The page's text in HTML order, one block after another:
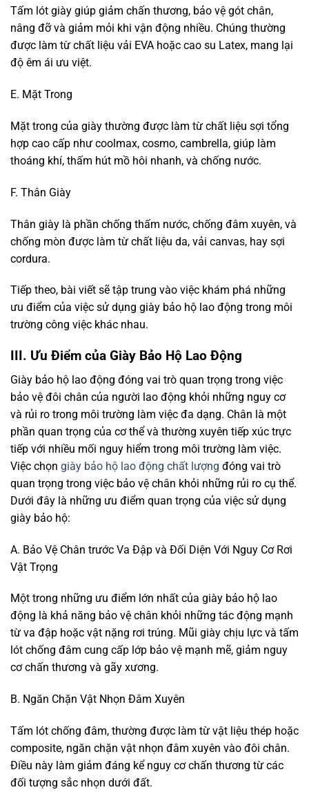
Tấm lót giày giúp giảm chấn thương, bảo vệ gót chân,
nâng đỡ và giảm mỏi khi vận động nhiều. Chúng thường
được làm từ chất liệu vải EVA hoặc cao su Latex, mang lại
độ êm ái ưu việt.
E. Mặt Trong
Mặt trong của giày thường được làm từ chất liệu sợi tổng
hợp cao cấp như coolmax, cosmo, cambrella, giúp làm
thoáng khí, thấm hút mồ hôi nhanh, và chống nước.
F. Thân Giày
Thân giày là phần chống thấm nước, chống đâm xuyên, và
chống mòn được làm từ chất liệu da, vải canvas, hay sợi
cordura.
Tiếp theo, bài viết sẽ tập trung vào việc khám phá những
ưu điểm của việc sử dụng giày bảo hộ lao động trong môi
trường công việc khác nhau.
III. Ưu Điểm của Giày Bảo Hộ Lao Động
Giày bảo hộ lao động đóng vai trò quan trọng trong việc
bảo vệ đôi chân của người lao động khỏi những nguy cơ
và rủi ro trong môi trường làm việc đa dạng. Chân là một
phần quan trọng của cơ thể và thường xuyên tiếp xúc trực
tiếp với nhiều mối nguy hiểm trong môi trường làm việc.
Việc chọn giày bảo hộ lao động chất lượng đóng vai trò
quan trọng trong việc bảo vệ chân khỏi những rủi ro cụ thể.
Dưới đây là những ưu điểm quan trọng của việc sử dụng
giày bảo hộ:
A. Bảo Vệ Chân trước Va Đập và Đối Diện Với Nguy Cơ Rơi
Vật Trọng
Một trong những ưu điểm lớn nhất của giày bảo hộ lao
động là khả năng bảo vệ chân khỏi những tác động mạnh
từ va đập hoặc vật nặng rơi trúng. Mũi giày chịu lực và tấm
lót chống đâm cung cấp lớp bảo vệ mạnh mẽ, giảm nguy
cơ chấn thương và gãy xương.
B. Ngăn Chặn Vật Nhọn Đâm Xuyên
Tấm lót chống đâm, thường được làm từ vật liệu thép hoặc
composite, ngăn chặn vật nhọn đâm xuyên vào đôi chân.
Điều này làm giảm đáng kể nguy cơ chấn thương từ các
đối tượng sắc nhọn dưới đất.